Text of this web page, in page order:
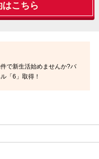
こちら
で新生活始めませんか?バ
「6」取得！